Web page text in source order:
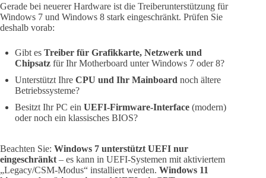
Gerade bei neuerer Hardware ist die Treiberunterstützung für
Windows 7 und Windows 8 stark eingeschränkt. Prüfen Sie
deshalb vorab:
Gibt es Treiber für Grafikkarte, Netzwerk und
Chipsatz für Ihr Motherboard unter Windows 7 oder 8?
Unterstützt Ihre CPU und Ihr Mainboard noch ältere
Betriebssysteme?
Besitzt Ihr PC ein UEFI-Firmware-Interface (modern)
oder noch ein klassisches BIOS?
Beachten Sie: Windows 7 unterstützt UEFI nur
eingeschränkt – es kann in UEFI-Systemen mit aktiviertem
„Legacy/CSM-Modus“ installiert werden. Windows 11